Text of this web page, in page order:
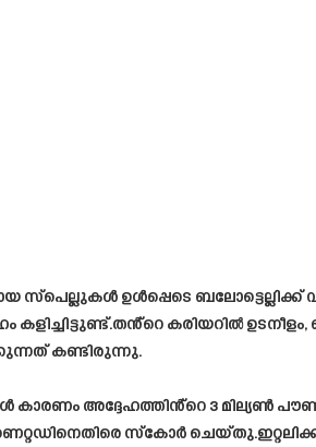
സ്പെല്ലുകൾ ഉൾപ്പെടെ
കരിയറിൽ ഉടനീളം,
കണ്ടിരുന്നു.
കാരണം അദ്ദേഹത്തിൻ്റെ 3 മില്യൺ
സ്‌കോർ